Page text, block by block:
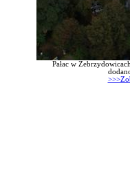
Pałac w